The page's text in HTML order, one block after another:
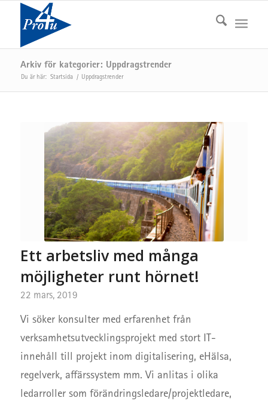
Arkiv för kategorier: Uppdragstrender
Du är här: Startsida / Uppdragstrender
Ett arbetsliv med många
möjligheter runt hörnet!
22 mars, 2019
Vi söker konsulter med erfarenhet från
verksamhetsutvecklingsprojekt med stort IT-
innehåll till projekt inom digitalisering, eHälsa,
regelverk, affärssystem mm. Vi anlitas i olika
ledarroller som förändringsledare/projektledare,